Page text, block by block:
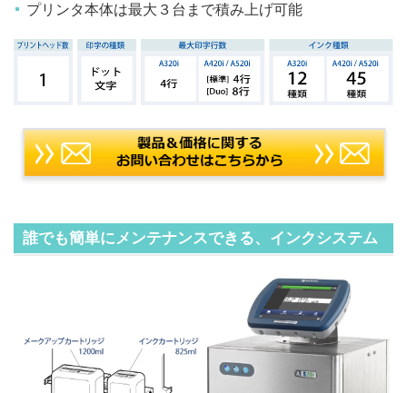
プリンタ本体は最大３台まで積み上げ可能
誰でも簡単にメンテナンスできる、インクシステム